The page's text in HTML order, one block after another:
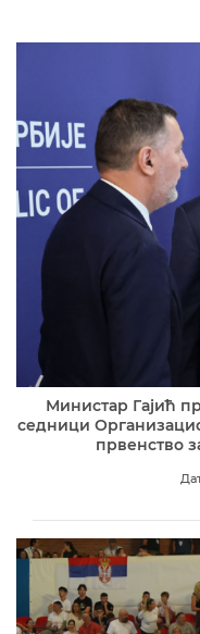
Министар Гајић
седници
првенство